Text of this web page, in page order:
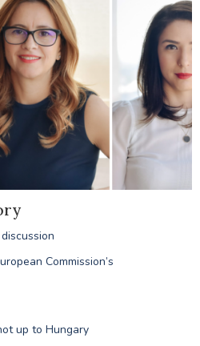
Commission’s
up to Hungary